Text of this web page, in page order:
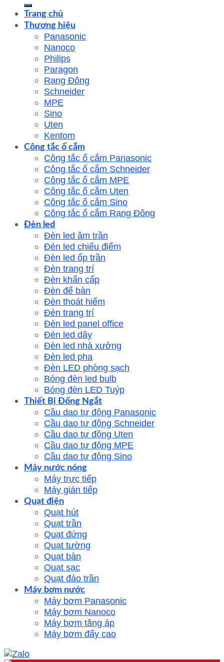
Trang chủ
Thương hiệu
Panasonic
Nanoco
Philips
Paragon
Rạng Đông
Schneider
MPE
Sino
Uten
Kentom
Công tắc ổ cắm
Công tắc ổ cắm Panasonic
Công tắc ổ cắm Schneider
Công tắc ổ cắm MPE
Công tắc ổ cắm Uten
Công tắc ổ cắm Sino
Công tắc ổ cắm Rạng Đông
Đèn led
Đèn led âm trần
Đèn led chiếu điểm
Đèn led ốp trần
Đèn trang trí
Đèn khẩn cấp
Đèn để bàn
Đèn thoát hiểm
Đèn trang trí
Đèn led panel office
Đèn led dây
Đèn led nhà xưởng
Đèn led pha
Đèn LED phòng sạch
Bóng đèn led bulb
Bóng đèn LED Tuýp
Thiết Bị Đống Ngắt
Cầu dao tự động Panasonic
Cầu dao tự động Schneider
Cầu dao tự động Uten
Cầu dao tự động MPE
Cầu dao tự động Sino
Máy nước nóng
Máy trực tiếp
Máy gián tiếp
Quạt điện
Quạt hút
Quạt trần
Quạt đứng
Quạt tường
Quạt bàn
Quạt sạc
Quạt đảo trần
Máy bơm nước
Máy bơm Panasonic
Máy bơm Nanoco
Máy bơm tăng áp
Máy bơm đẩy cao